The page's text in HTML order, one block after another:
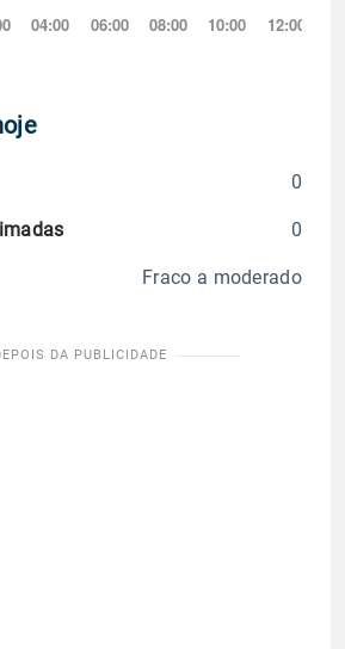
0
0
Fraco a moderado